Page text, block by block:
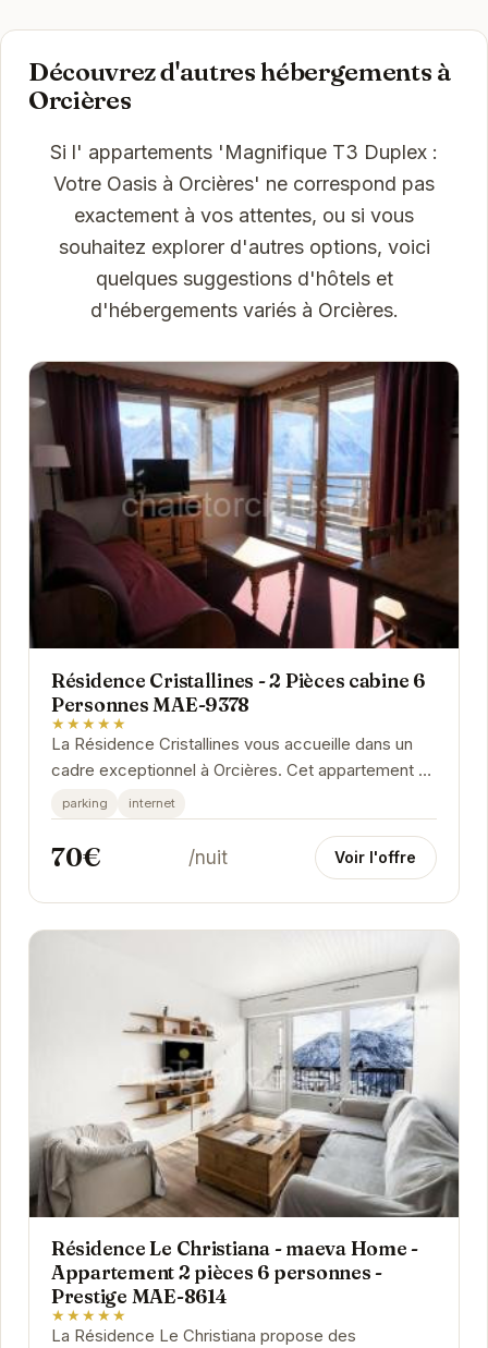
Découvrez d'autres hébergements à
Orcières
Si l' appartements 'Magnifique T3 Duplex :
Votre Oasis à Orcières' ne correspond pas
exactement à vos attentes, ou si vous
souhaitez explorer d'autres options, voici
quelques suggestions d'hôtels et
d'hébergements variés à Orcières.
Résidence Cristallines - 2 Pièces cabine 6
Personnes MAE-9378
★★★★★
La Résidence Cristallines vous accueille dans un
cadre exceptionnel à Orcières. Cet appartement 2
pièces cabine, idéal pour 6 personnes, offre...
parking internet
70€ /nuit Voir l'offre
Résidence Le Christiana - maeva Home -
Appartement 2 pièces 6 personnes -
Prestige MAE-8614
★★★★★
La Résidence Le Christiana propose des